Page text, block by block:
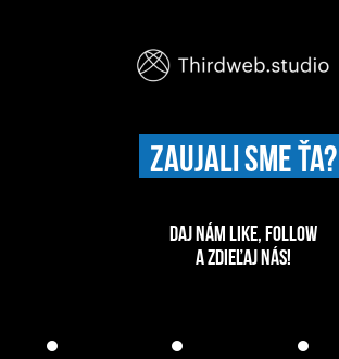
ZAUJALI SME ŤA?
DAJ NÁM LIKE, FOLLOW
A ZDIEĽAJ NÁS!